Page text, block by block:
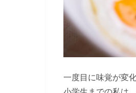
一度目に味覚が変